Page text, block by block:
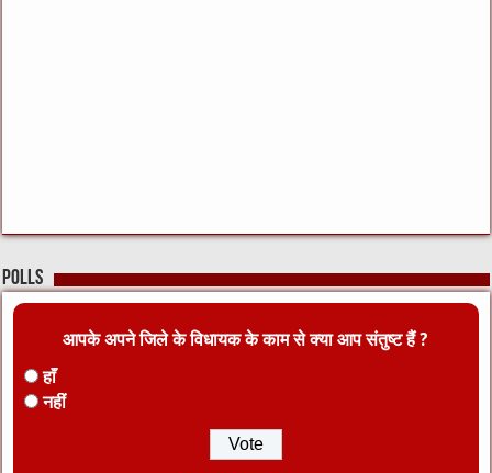
Polls
आपके अपने जिले के विधायक के काम से क्या आप संतुष्ट हैं ?
हाँ
नहीं